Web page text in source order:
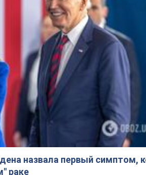
назвала первый симптом,
раке